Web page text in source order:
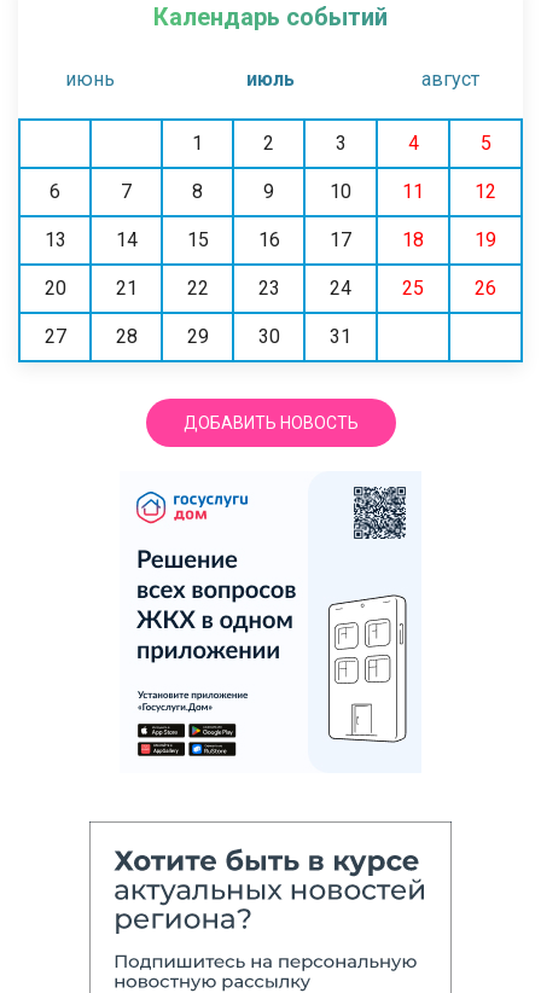
Календарь событий
июнь июль август
1 2 3 4 5
6 7 8 9 10 11 12
13 14 15 16 17 18 19
20 21 22 23 24 25 26
27 28 29 30 31
ДОБАВИТЬ НОВОСТЬ